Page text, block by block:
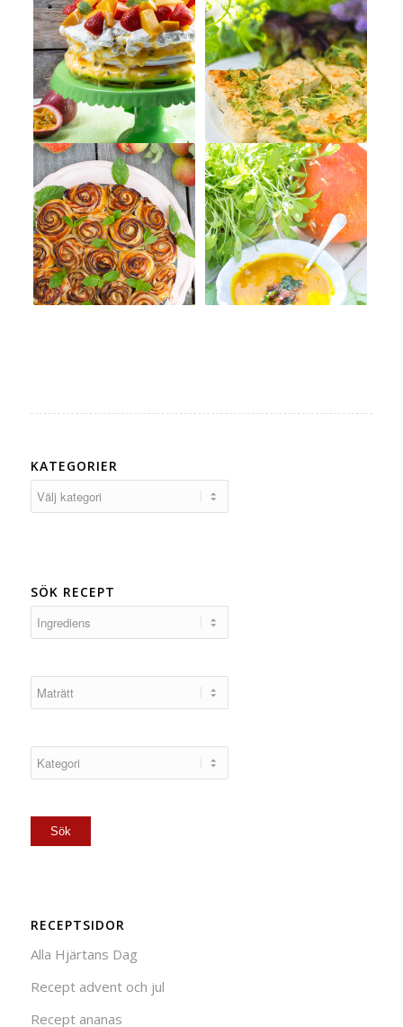
KATEGORIER
SÖK RECEPT
RECEPTSIDOR
Alla Hjärtans Dag
Recept advent och jul
Recept ananas